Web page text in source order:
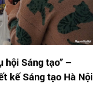
hội Sáng tạo” –
kế Sáng tạo Hà Nội